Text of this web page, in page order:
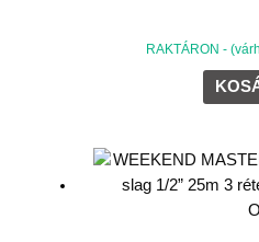
RAKTÁRON -